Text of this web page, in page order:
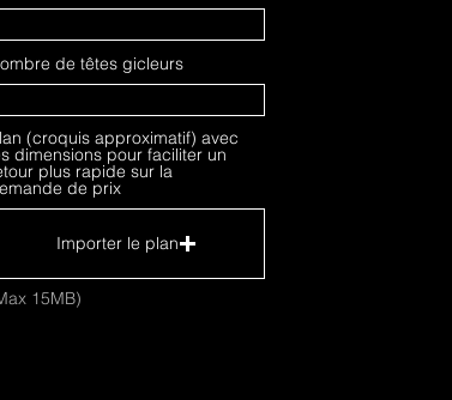
de têtes gicleurs
(croquis approximatif) avec
dimensions pour faciliter un
plus rapide sur la
de prix
Importer le plan
15MB)